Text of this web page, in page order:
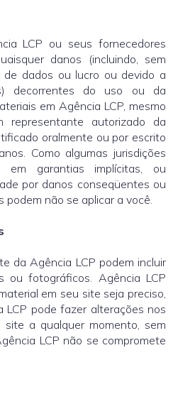
LCP ou seus fornecedores
danos (incluindo, sem
de dados ou lucro ou devido a
decorrentes do uso ou da
em Agência LCP, mesmo
autorizado da
oralmente ou por escrito
Como algumas jurisdições
em garantias implícitas, ou
por danos conseqüentes ou
podem não se aplicar a você.
da Agência LCP podem incluir
ou fotográficos. Agência LCP
em seu site seja preciso,
LCP pode fazer alterações nos
a qualquer momento, sem
LCP não se compromete